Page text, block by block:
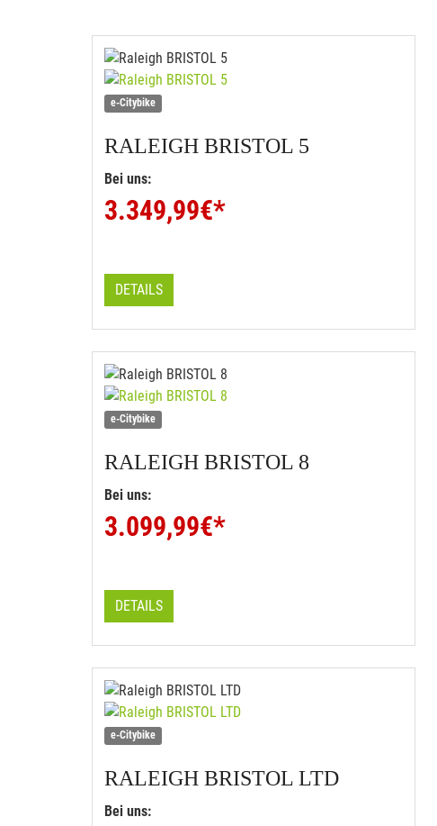
e-Citybike
RALEIGH BRISTOL 5
Bei uns:
3.349,99€*
DETAILS
e-Citybike
RALEIGH BRISTOL 8
Bei uns:
3.099,99€*
DETAILS
e-Citybike
RALEIGH BRISTOL LTD
Bei uns: